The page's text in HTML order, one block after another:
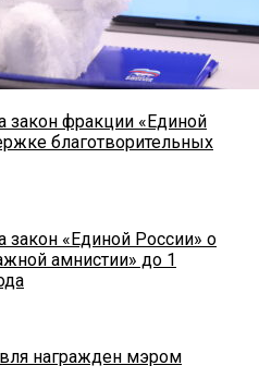
закон фракции «Единой
благотворительных
закон «Единой России» о
амнистии» до 1
награжден мэром